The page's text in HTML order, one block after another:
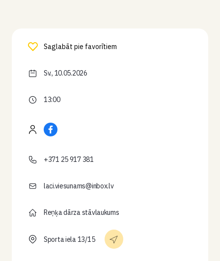
Saglabāt pie favorītiem
Sv., 10.05.2026
13:00
+371 25 917 381
laci.viesunams@inbox.lv
Reņķa dārza stāvlaukums
Sporta iela 13/15